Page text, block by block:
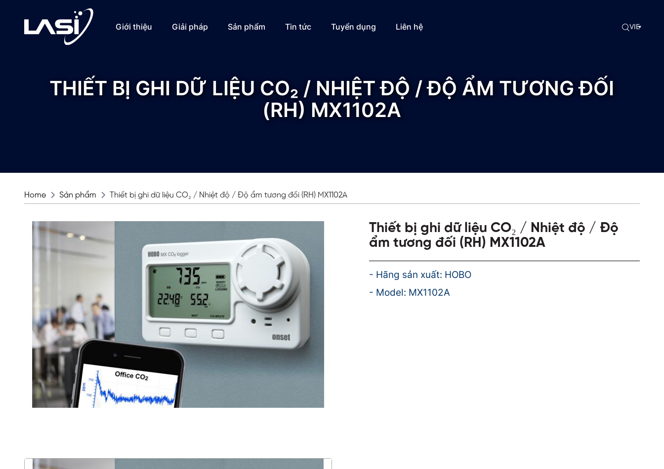
Giới thiệu Giải pháp Sản phẩm Tin tức Tuyển dụng Liên hệ VIE
THIẾT BỊ GHI DỮ LIỆU CO₂ / NHIỆT ĐỘ / ĐỘ ẨM TƯƠNG ĐỐI
(RH) MX1102A
Home Sản phẩm Thiết bị ghi dữ liệu CO₂ / Nhiệt độ / Độ ẩm tương đối (RH) MX1102A
Thiết bị ghi dữ liệu CO₂ / Nhiệt độ / Độ
ẩm tương đối (RH) MX1102A
- Hãng sản xuất: HOBO
- Model: MX1102A